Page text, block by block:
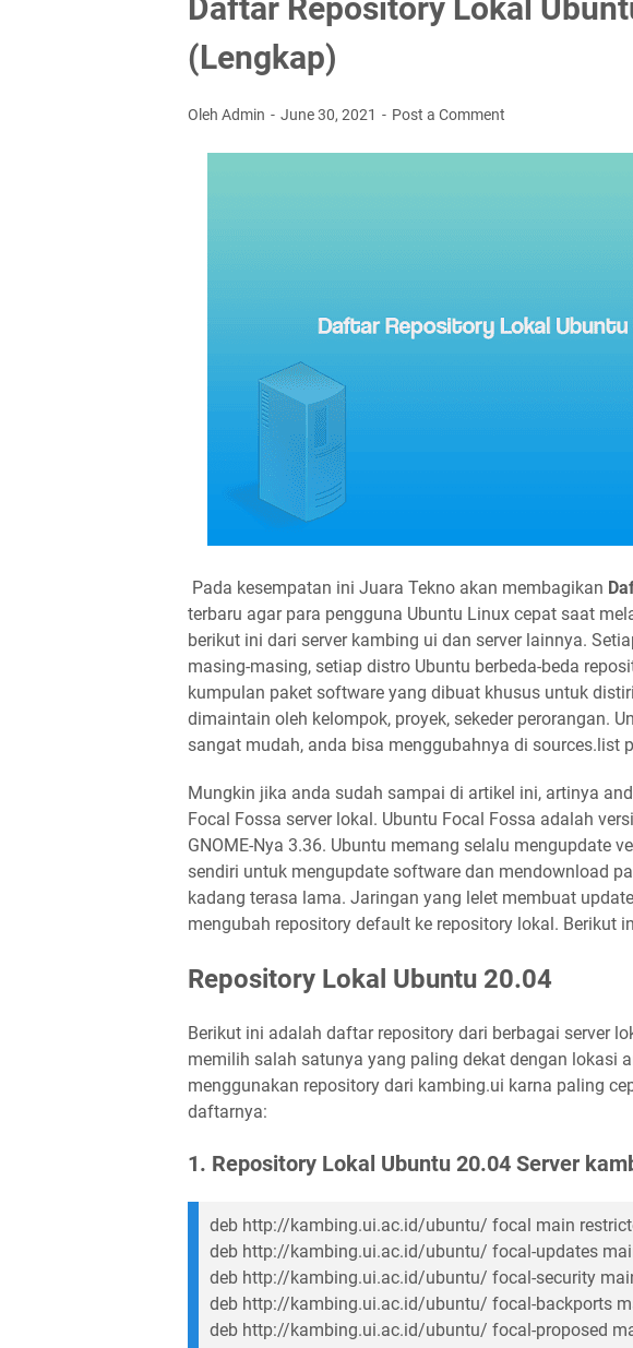
Daftar Repository Lokal
(Lengkap)
Oleh Admin June 30, 2021 Post a Comment
Pada kesempatan ini Juara Tekno akan membagikan
terbaru agar para pengguna Ubuntu Linux cepat saat
berikut ini dari server kambing ui dan server lainnya.
masing-masing, setiap distro Ubuntu berbeda-beda
kumpulan paket software yang dibuat khusus untuk
dimaintain oleh kelompok, proyek, sekeder perorangan.
sangat mudah, anda bisa menggubahnya di sources.list
Mungkin jika anda sudah sampai di artikel ini, artinya
Focal Fossa server lokal. Ubuntu Focal Fossa adalah
GNOME-Nya 3.36. Ubuntu memang selalu mengupdate
sendiri untuk mengupdate software dan mendownload
kadang terasa lama. Jaringan yang lelet membuat
mengubah repository default ke repository lokal. Berikut
Repository Lokal Ubuntu 20.04
Berikut ini adalah daftar repository dari berbagai server
memilih salah satunya yang paling dekat dengan lokasi
menggunakan repository dari kambing.ui karna paling
daftarnya:
1. Repository Lokal Ubuntu 20.04 Server
deb http://kambing.ui.ac.id/ubuntu/ focal main
deb http://kambing.ui.ac.id/ubuntu/ focal-updates
deb http://kambing.ui.ac.id/ubuntu/ focal-security
deb http://kambing.ui.ac.id/ubuntu/ focal-backports
deb http://kambing.ui.ac.id/ubuntu/ focal-proposed